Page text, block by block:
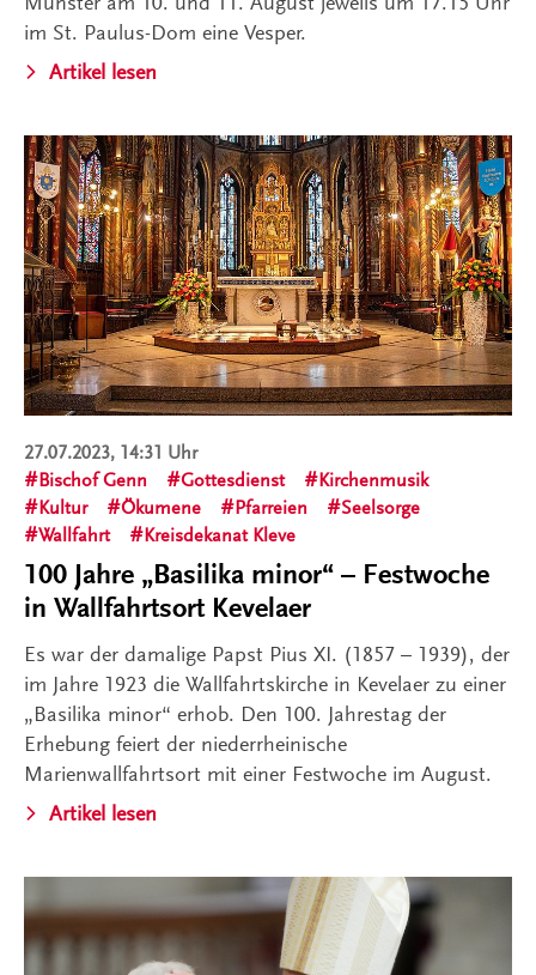
im St. Paulus-Dom eine Vesper.
Artikel lesen
27.07.2023, 14:31 Uhr
Bischof Genn
Gottesdienst
Kirchenmusik
Kultur
Ökumene Pfarreien
Seelsorge
Wallfahrt
Kreisdekanat Kleve
100 Jahre „Basilika minor“ – Festwoche
in Wallfahrtsort Kevelaer
Es war der damalige Papst Pius XI. (1857 – 1939), der
im Jahre 1923 die Wallfahrtskirche in Kevelaer zu einer
„Basilika minor“ erhob. Den 100. Jahrestag der
Erhebung feiert der niederrheinische
Marienwallfahrtsort mit einer Festwoche im August.
Artikel lesen